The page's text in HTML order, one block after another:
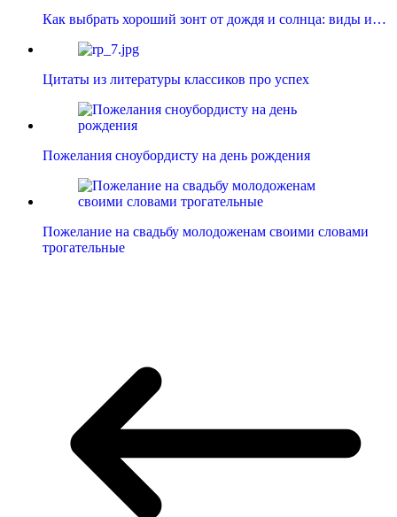
Как выбрать хороший зонт от дождя и солнца: виды и…
Цитаты из литературы классиков про успех
Пожелания сноубордисту на день рождения
Пожелание на свадьбу молодоженам своими словами
трогательные